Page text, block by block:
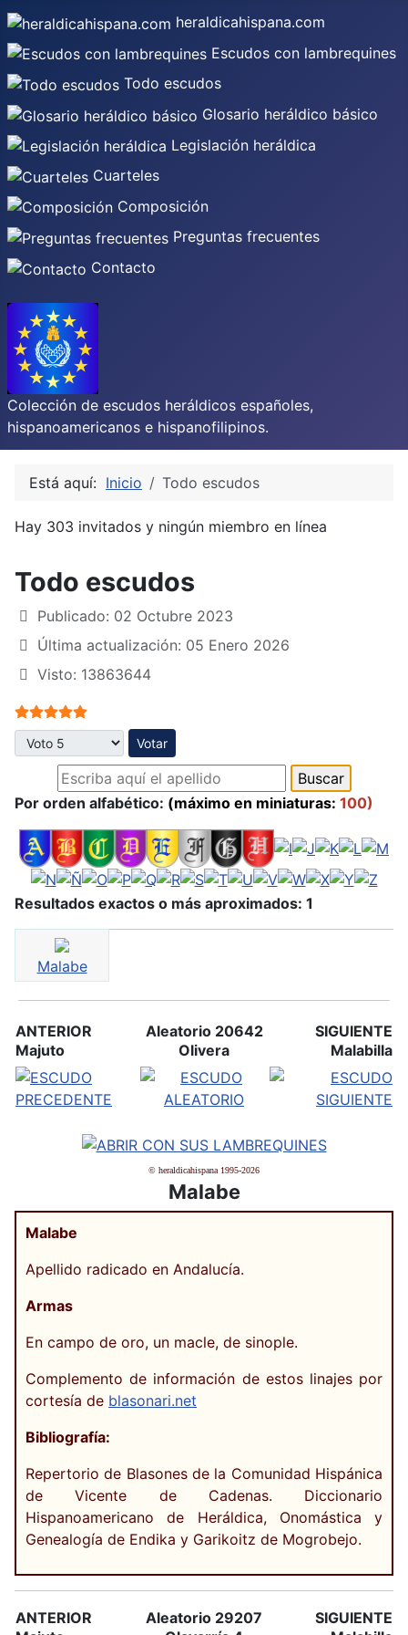
heraldicahispana.com
Escudos con lambrequines
Todo escudos
Glosario heráldico básico
Legislación heráldica
Cuarteles
Composición
Preguntas frecuentes
Contacto
Colección de escudos heráldicos españoles,
hispanoamericanos e hispanofilipinos.
Está aquí: Inicio Todo escudos
Hay 303 invitados y ningún miembro en línea
Todo escudos
Publicado: 02 Octubre 2023
Última actualización: 05 Enero 2026
Visto: 13863644
Ratio:5/5
Por favor, vote
Por orden alfabético: (máximo en miniaturas: 100)
Resultados exactos o más aproximados: 1
Malabe
ANTERIOR
Majuto
Aleatorio 20642
Olivera
SIGUIENTE
Malabilla
© heraldicahispana 1995-2026
Malabe
Malabe
Apellido radicado en Andalucía.
Armas
En campo de oro, un macle, de sinople.
Complemento de información de estos linajes por
cortesía de blasonari.net
Bibliografía:
Repertorio de Blasones de la Comunidad Hispánica
de Vicente de Cadenas. Diccionario
Hispanoamericano de Heráldica, Onomástica y
Genealogía de Endika y Garikoitz de Mogrobejo.
ANTERIOR
Aleatorio 29207
SIGUIENTE